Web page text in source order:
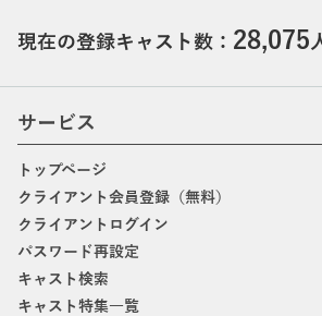
現在の登録キャスト数： 28,075
サービス
トップページ
クライアント会員登録（無料）
クライアントログイン
パスワード再設定
キャスト検索
キャスト特集一覧